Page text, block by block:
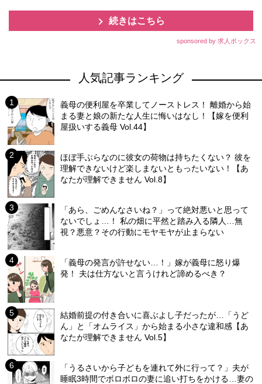
続きはこちら
sponsored by 求人ボックス
人気記事ランキング
義母の便利屋を卒業してノーストレス！ 離婚から始
まる妻と娘の新たな人生に悔いはなし！【嫁を便利
屋扱いする義母 Vol.44】
ほぼ手ぶらなのに彼女の荷物は持ちたくない？ 彼を
理解できないけど楽しまないともったいない！【あ
なたが理解できません Vol.8】
「あら、ごめんなさいね？」って絶対悪いと思って
ないでしょ…！ 私の畑に平然と踏み入る隣人…無
視？悪意？その行動にモヤモヤが止まらない
「義母の発言が許せない…！」嫁が義母に怒り爆
発！ 夫は仕方ないと言うけれど諦めるべき？
結婚前提の付き合いに喜ぶよし子だったが…「うど
ん」と「オムライス」から始まる小さな違和感【あ
なたが理解できません Vol.5】
「うるさいから子どもを連れて外に行って？」夫が
睡眠3時間でボロボロの妻に追い打ちをかける…妻の